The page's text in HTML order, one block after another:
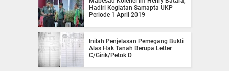
Hadiri Kegiatan Samapta UKP
Periode 1 April 2019
Inilah Penjelasan Pemegang Bukti
Alas Hak Tanah Berupa Letter
C/Girik/Petok D